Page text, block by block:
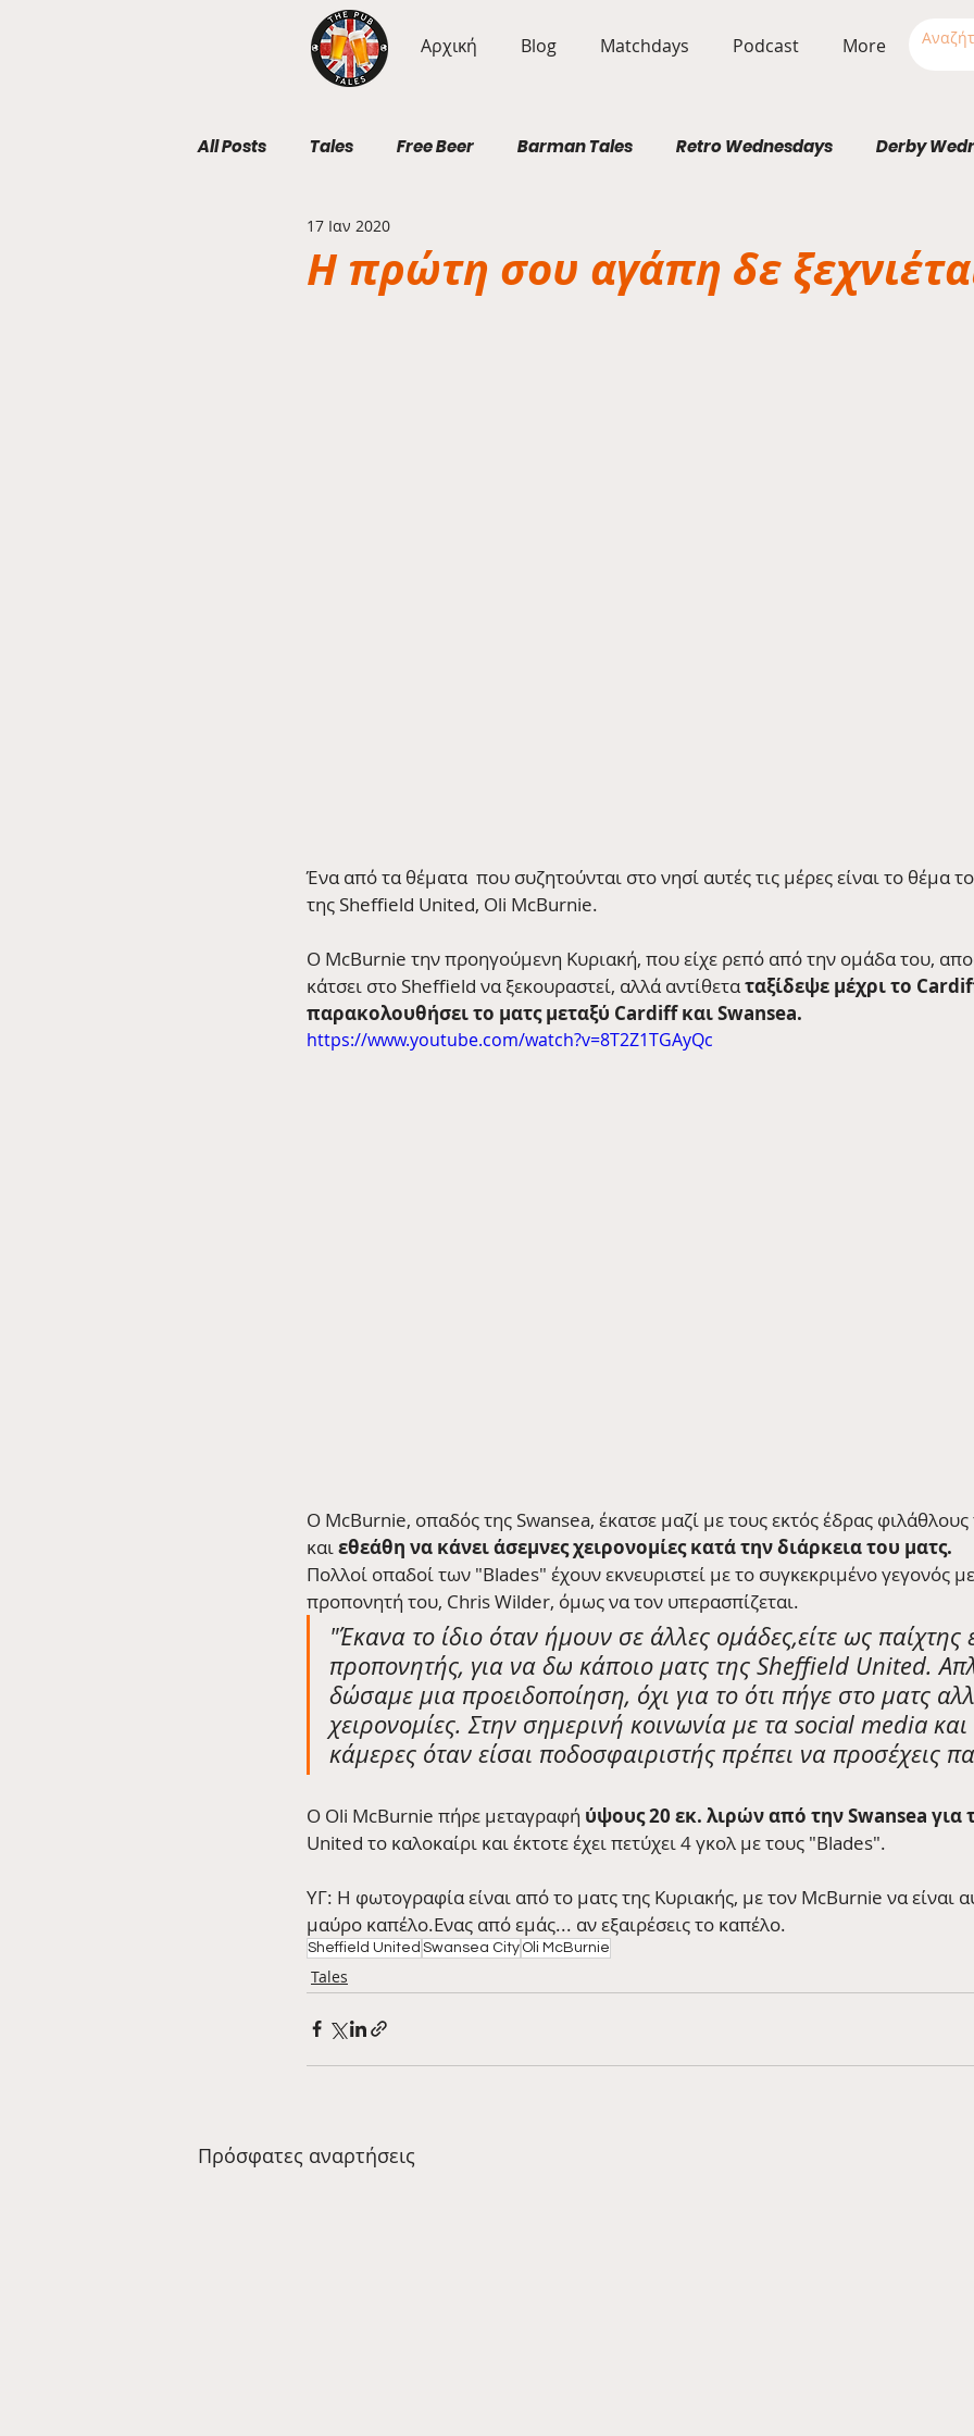
Αρχική Blog Matchdays Podcast More
All Posts Tales Free Beer Barman Tales Retro Wednesdays Derby
Geography Wednesdays
Η πρώτη σου αγάπη δε
17 Ιαν 2020
Ένα από τα θέματα  που συζητούνται στο νησί αυτές τις μέρες είναι το θέμα
της Sheffield United, Oli McBurnie.
O McBurnie την προηγούμενη Κυριακή, που είχε ρεπό από την ομάδα του,
κάτσει στο Sheffield να ξεκουραστεί, αλλά αντίθετα ταξίδεψε μέχρι το
παρακολουθήσει το ματς μεταξύ Cardiff και Swansea.
https://www.youtube.com/watch?v=8T2Z1TGAyQc
Ο McBurnie, οπαδός της Swansea, έκατσε μαζί με τους εκτός έδρας φιλάθλους
και εθεάθη να κάνει άσεμνες χειρονομίες κατά την διάρκεια του ματς.
Πολλοί οπαδοί των "Blades" έχουν εκνευριστεί με το συγκεκριμένο γεγονός
προπονητή του, Chris Wilder, όμως να τον υπερασπίζεται.
"Έκανα το ίδιο όταν ήμουν σε άλλες ομάδες,είτε ως παίχτης
προπονητής, για να δω κάποιο ματς της Sheffield United.
δώσαμε μια προειδοποίηση, όχι για το ότι πήγε στο ματς
χειρονομίες. Στην σημερινή κοινωνία με τα social media και
κάμερες όταν είσαι ποδοσφαιριστής πρέπει να προσέχεις
Ο Oli McBurnie πήρε μεταγραφή ύψους 20 εκ. λιρών από την Swansea για
United το καλοκαίρι και έκτοτε έχει πετύχει 4 γκολ με τους "Blades".
ΥΓ: Η φωτογραφία είναι από το ματς της Κυριακής, με τον McBurnie να είναι
μαύρο καπέλο.Ενας από εμάς... αν εξαιρέσεις το καπέλο.
Sheffield United Swansea City Oli McBurnie
Tales
Πρόσφατες αναρτήσεις